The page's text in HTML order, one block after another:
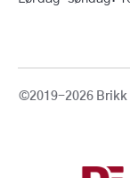
©2019-2026 Brikk